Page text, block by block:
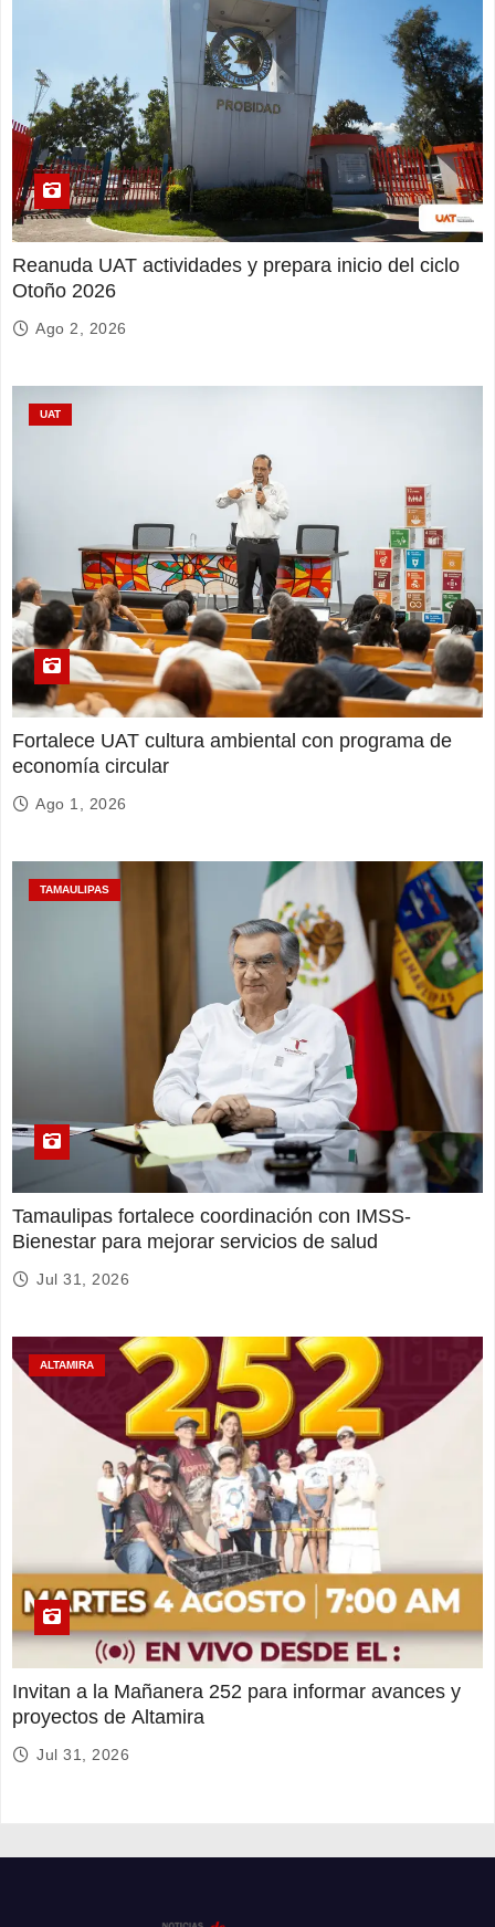
Reanuda UAT actividades y prepara inicio del ciclo
Otoño 2026
Ago 2, 2026
UAT
Fortalece UAT cultura ambiental con programa de
economía circular
Ago 1, 2026
TAMAULIPAS
Tamaulipas fortalece coordinación con IMSS-
Bienestar para mejorar servicios de salud
Jul 31, 2026
ALTAMIRA
Invitan a la Mañanera 252 para informar avances y
proyectos de Altamira
Jul 31, 2026